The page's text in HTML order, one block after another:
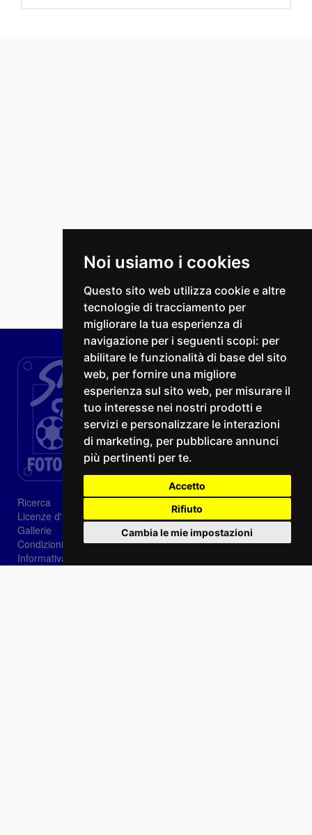
Noi usiamo i cookies
Questo sito web utilizza cookie e altre
tecnologie di tracciamento per
migliorare la tua esperienza di
navigazione per i seguenti scopi: per
abilitare le funzionalità di base del sito
web, per fornire una migliore
esperienza sul sito web, per misurare il
tuo interesse nei nostri prodotti e
servizi e personalizzare le interazioni
di marketing, per pubblicare annunci
più pertinenti per te.
Accetto
Rifiuto
Cambia le mie impostazioni
Ricerca
Licenze d'utilizzo
Gallerie
Condizioni di vendita
Informativa sui Cookie